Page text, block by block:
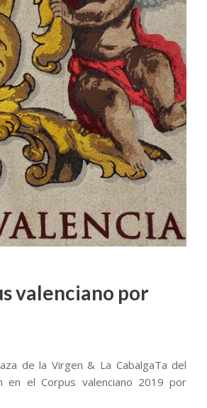
valenciano por
de la Virgen & La CabalgaTa del
en el Corpus valenciano 2019 por